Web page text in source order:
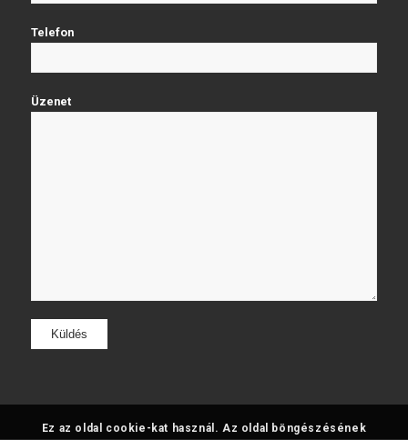
Telefon
Üzenet
Ez az oldal cookie-kat használ. Az oldal böngészésének